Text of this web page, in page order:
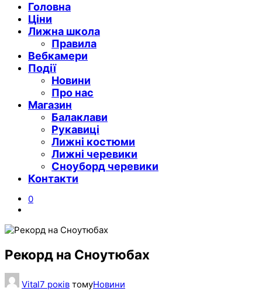
Головна
Ціни
Лижна школа
Правила
Вебкамери
Події
Новини
Про нас
Магазин
Балаклави
Рукавиці
Лижні костюми
Лижні черевики
Сноуборд черевики
Контакти
0
Рекорд на Сноутюбах
Vital7 років томуНовини